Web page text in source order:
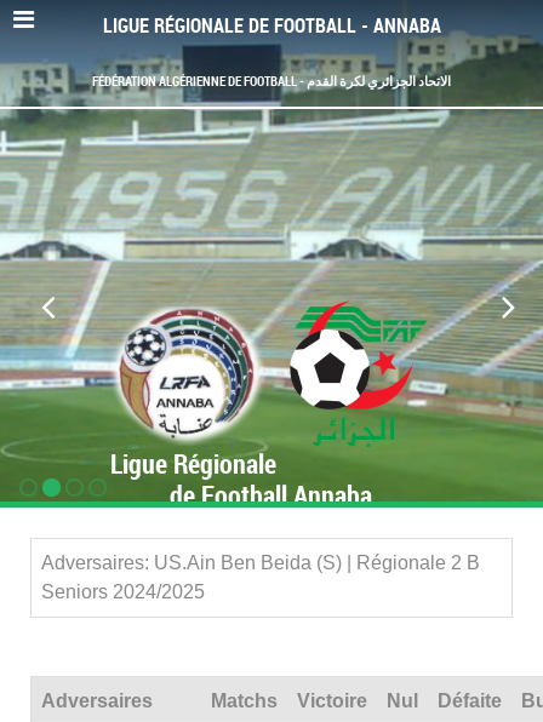
LIGUE RÉGIONALE DE FOOTBALL - ANNABA
FÉDÉRATION ALGÉRIENNE DE FOOTBALL - الاتحاد الجزائري لكرة القدم
Ligue Régionale
de Football Annaba
Adversaires: US.Ain Ben Beida (S) | Régionale 2 B
Seniors 2024/2025
Adversaires Matchs Victoire Nul Défaite